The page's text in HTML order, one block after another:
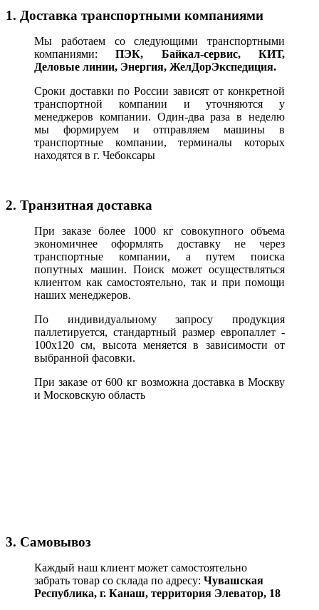
1. Доставка транспортными компаниями
Мы работаем со следующими транспортными
компаниями:ПЭК, Байкал-сервис, КИТ,
Деловые линии, Энергия, ЖелДорЭкспедиция.
Сроки доставки по России зависят от конкретной
транспортной компании и уточняются у
менеджеров компании. Один-два раза в неделю
мы формируем и отправляем машины в
транспортные компании, терминалы которых
находятся в г. Чебоксары
2. Транзитная доставка
При заказе более 1000 кг совокупного объема
экономичнее оформлять доставку не через
транспортные компании, а путем поиска
попутных машин. Поиск может осуществляться
клиентом как самостоятельно, так и при помощи
наших менеджеров.
По индивидуальному запросу продукция
паллетируется, стандартный размер европаллет -
100х120 см, высота меняется в зависимости от
выбранной фасовки.
При заказе от 600 кг возможна доставка в Москву
и Московскую область
3. Самовывоз
Каждый наш клиент может самостоятельно
забрать товар со склада по адресу: Чувашская
Республика, г. Канаш, территория Элеватор, 18